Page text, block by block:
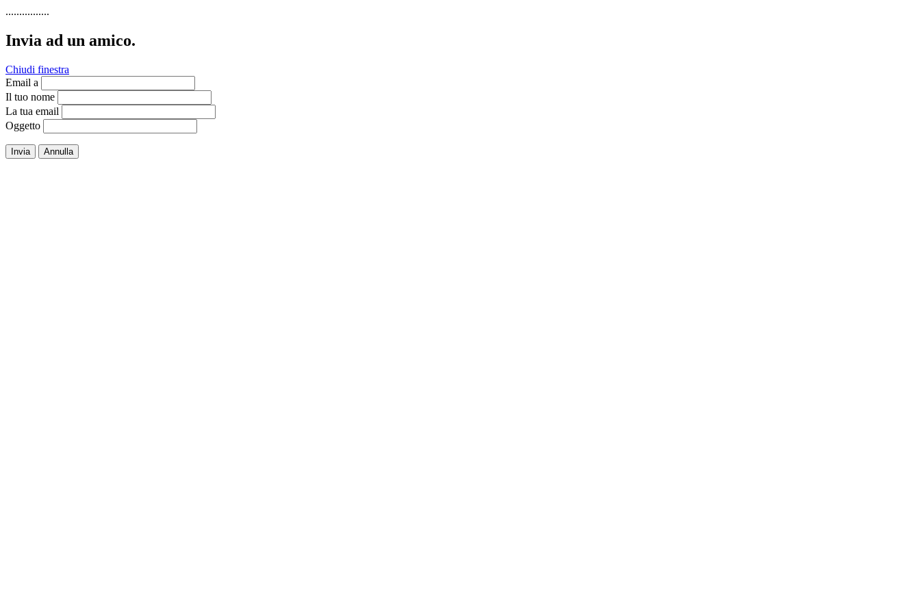
................
Invia ad un amico.
Chiudi finestra
Email a
Il tuo nome
La tua email
Oggetto
Invia Annulla